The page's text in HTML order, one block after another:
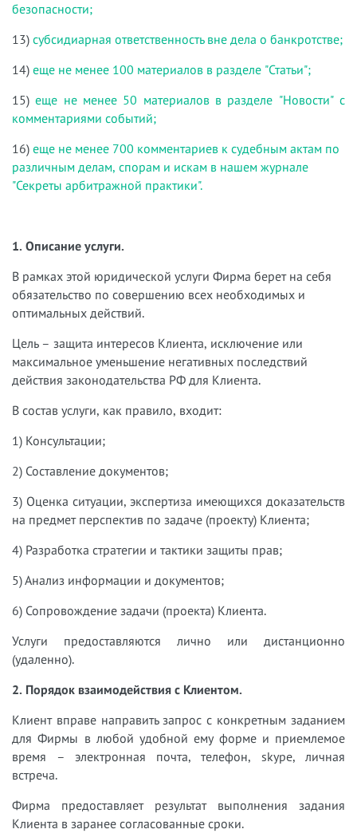
безопасности;
13) субсидиарная ответственность вне дела о банкротстве;
14) еще не менее 100 материалов в разделе "Статьи";
15)еще не менее 50 материалов в разделе "Новости" с
комментариями событий;
16) еще не менее 700 комментариев к судебным актам по
различным делам, спорам и искам в нашем журнале
"Секреты арбитражной практики".
1. Описание услуги.
В рамках этой юридической услуги Фирма берет на себя
обязательство по совершению всех необходимых и
оптимальных действий.
Цель – защита интересов Клиента, исключение или
максимальное уменьшение негативных последствий
действия законодательства РФ для Клиента.
В состав услуги, как правило, входит:
1) Консультации;
2) Составление документов;
3) Оценка ситуации, экспертиза имеющихся доказательств
на предмет перспектив по задаче (проекту) Клиента;
4) Разработка стратегии и тактики защиты прав;
5) Анализ информации и документов;
6) Сопровождение задачи (проекта) Клиента.
Услуги предоставляются лично или дистанционно
(удаленно).
2. Порядок взаимодействия с Клиентом.
Клиент вправе направить запрос с конкретным заданием
для Фирмы в любой удобной ему форме и приемлемое
время – электронная почта, телефон, skype, личная
встреча.
Фирма предоставляет результат выполнения задания
Клиента в заранее согласованные сроки.